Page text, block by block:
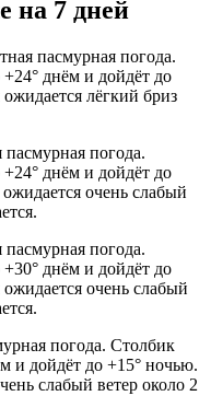
на 7 дней
пасмурная погода.
днём и дойдёт до
лёгкий бриз
пасмурная погода.
днём и дойдёт до
очень слабый
пасмурная погода.
днём и дойдёт до
очень слабый
погода. Столбик
и дойдёт до +15° ночью.
слабый ветер около 2